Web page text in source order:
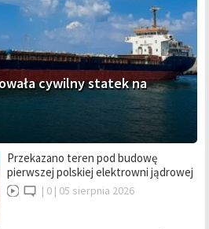
cywilny statek na
Przekazano teren pod budowę
pierwszej polskiej elektrowni jądrowej
| 0 | 05 sierpnia 2026